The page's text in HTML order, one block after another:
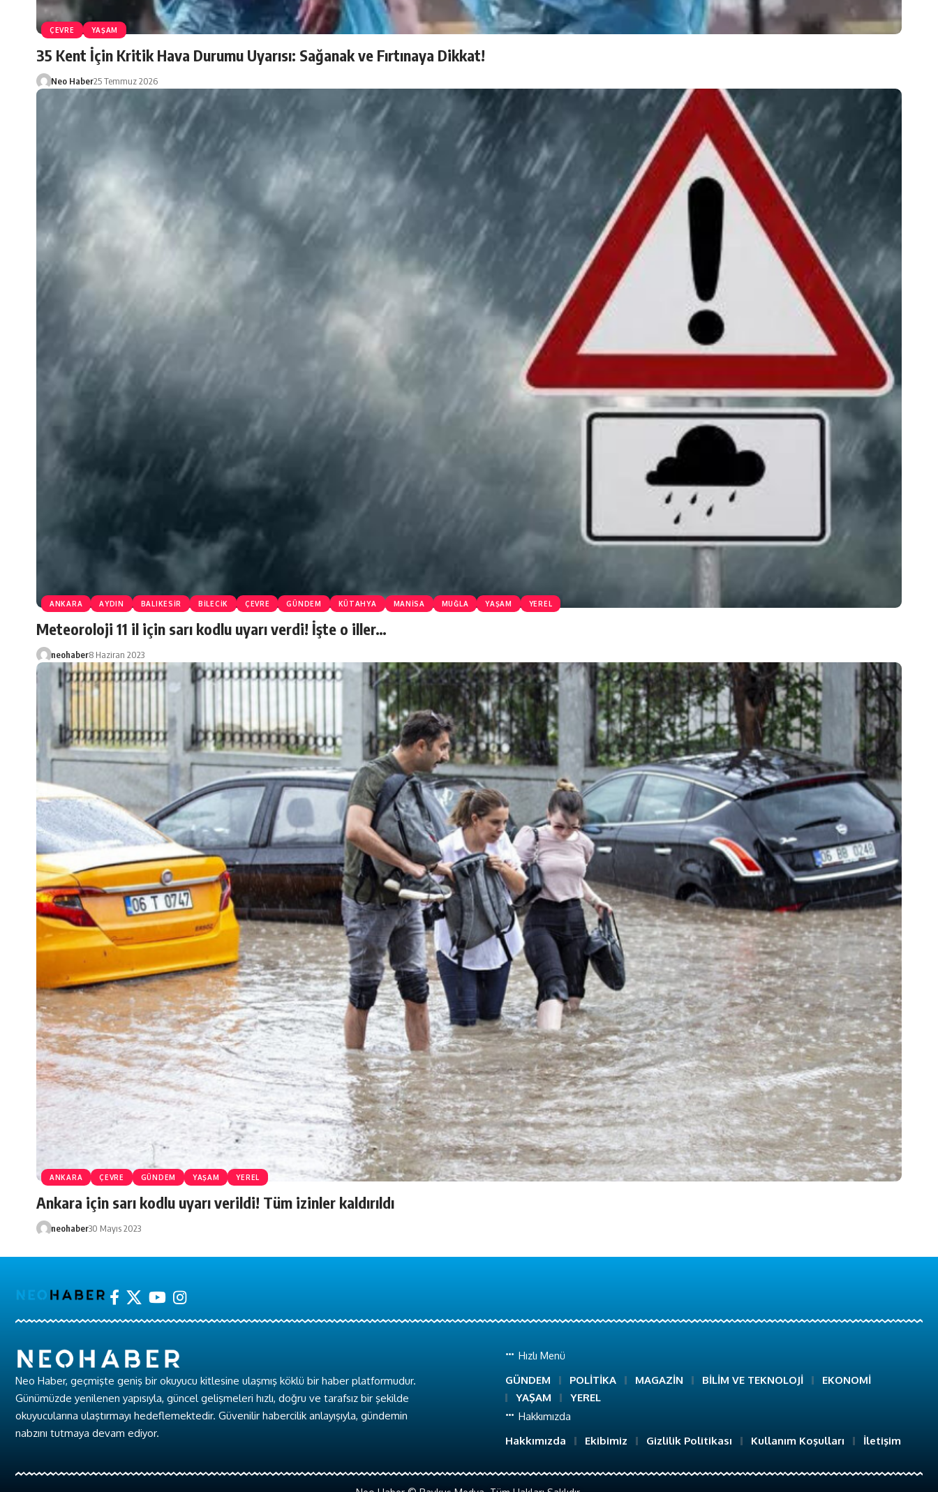
ÇEVRE YAŞAM
35 Kent İçin Kritik Hava Durumu Uyarısı: Sağanak ve Fırtınaya Dikkat!
Neo Haber25 Temmuz 2026
ANKARA AYDIN BALIKESİR BİLECİK ÇEVRE GÜNDEM KÜTAHYA MANİSA MUĞLA YAŞAM YEREL
Meteoroloji 11 il için sarı kodlu uyarı verdi! İşte o iller…
neohaber8 Haziran 2023
ANKARA ÇEVRE GÜNDEM YAŞAM YEREL
Ankara için sarı kodlu uyarı verildi! Tüm izinler kaldırıldı
neohaber30 Mayıs 2023
Neo Haber, geçmişte geniş bir okuyucu kitlesine ulaşmış köklü bir haber platformudur.
Günümüzde yenilenen yapısıyla, güncel gelişmeleri hızlı, doğru ve tarafsız bir şekilde
okuyucularına ulaştırmayı hedeflemektedir. Güvenilir habercilik anlayışıyla, gündemin
nabzını tutmaya devam ediyor.
Hızlı Menü
GÜNDEM POLİTİKA MAGAZİN BİLİM VE TEKNOLOJİ
EKONOMİ
YAŞAM
YEREL
Hakkımızda
Hakkımızda Ekibimiz Gizlilik Politikası Kullanım Koşulları İletişim